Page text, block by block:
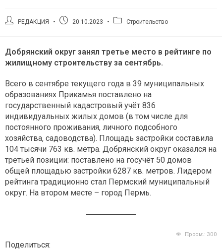
АвторРЕДАКЦИЯ
Запись20.10.2023
РубрикаСтроительство
Добрянский округ занял третье место в рейтинге по
жилищному строительству за сентябрь.
Всего в сентябре текущего года в 39 муниципальных
образованиях Прикамья поставлено на
государственный кадастровый учёт 836
индивидуальных жилых домов (в том числе для
постоянного проживания, личного подсобного
хозяйства, садоводства). Площадь застройки составила
104 тысячи 763 кв. метра. Добрянский округ оказался на
третьей позиции: поставлено на госучёт 50 домов
общей площадью застройки 6287 кв. метров. Лидером
рейтинга традиционно стал Пермский муниципальный
округ. На втором месте – город Пермь.
Просм.: 300
Поделиться: